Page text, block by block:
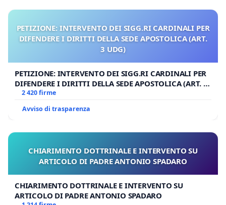
PETIZIONE: INTERVENTO DEI SIGG.RI CARDINALI PER
DIFENDERE I DIRITTI DELLA SEDE APOSTOLICA (ART.
3 UDG)
PETIZIONE: INTERVENTO DEI SIGG.RI CARDINALI PER
DIFENDERE I DIRITTI DELLA SEDE APOSTOLICA (ART. 3
UDG)
2 420 firme
Avviso di trasparenza
CHIARIMENTO DOTTRINALE E INTERVENTO SU
ARTICOLO DI PADRE ANTONIO SPADARO
CHIARIMENTO DOTTRINALE E INTERVENTO SU
ARTICOLO DI PADRE ANTONIO SPADARO